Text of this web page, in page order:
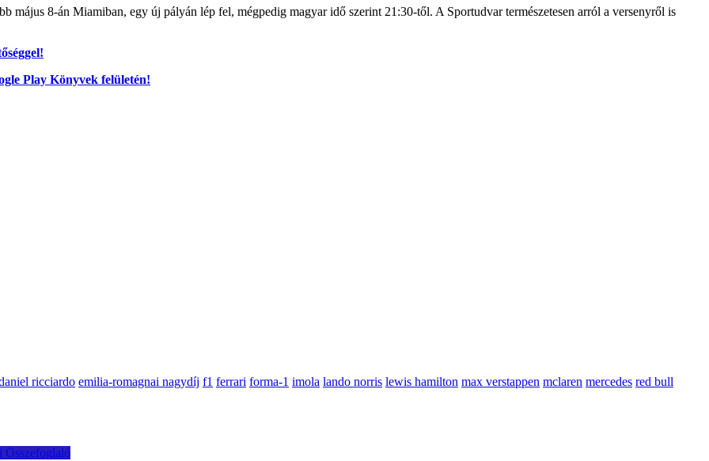
május 8-án Miamiban, egy új pályán lép fel, mégpedig magyar idő szerint 21:30-től. A Sportudvar természetesen arról a versenyről is
Play Könyvek felületén!
ricciardo emilia-romagnai nagydíj f1 ferrari forma-1 imola lando norris lewis hamilton max verstappen mclaren mercedes red bull
Összefoglaló